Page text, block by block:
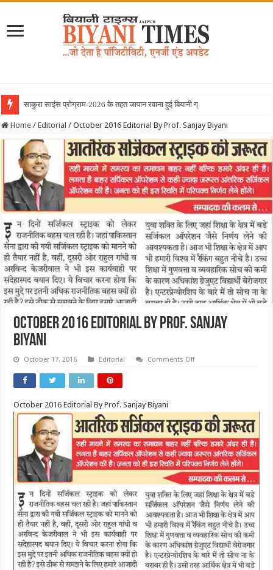
साकुरा साइंस प्रोग्राम-2026 के तहत जापान रवाना हुई बियानी ग्रुप ऑफ कॉलेजेज की
Home / Editorial / October 2016 Editorial By Prof. Sanjay Biyani
October 2016 Editorial By Prof. Sanjay
Biyani
October 17, 2016 Editorial Comments Offon
Biyani
October 2016 Editorial By Prof. Sanjay Biyani